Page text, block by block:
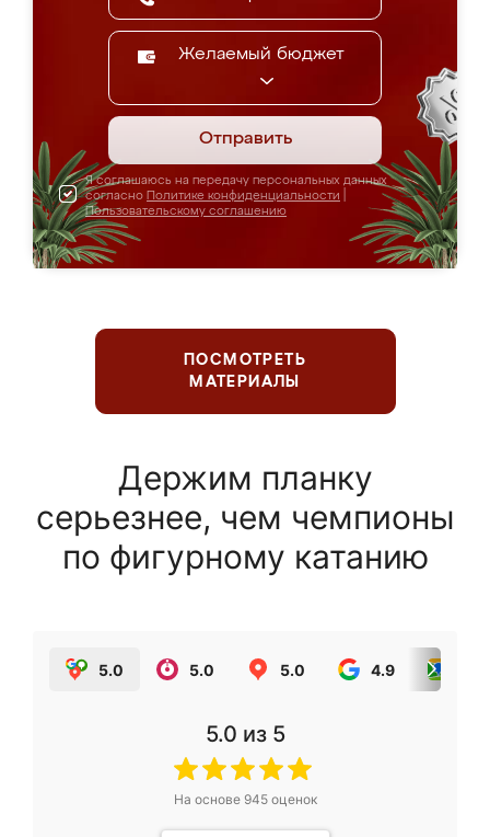
Желаемый бюджет
Отправить
Я соглашаюсь на передачу персональных данных
согласно Политике конфиденциальности
Пользовательскому соглашению
ПОСМОТРЕТЬ
МАТЕРИАЛЫ
Держим планку
серьезнее, чем чемпионы
по фигурному катанию
5.0 5.0 5.0 4.9
5.0 из 5
На основе 945оценок